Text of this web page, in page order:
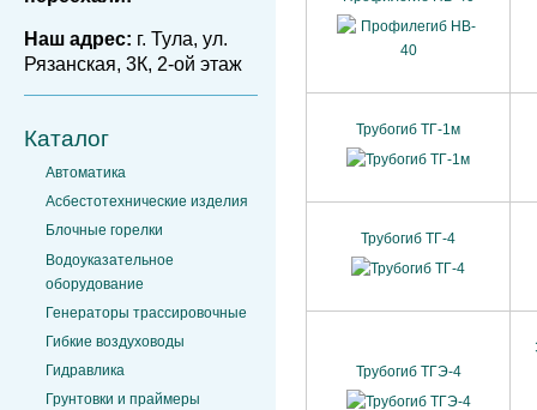
Наш адрес: г. Тула, ул.
Рязанская, 3К, 2-ой этаж
Каталог
Автоматика
Асбестотехнические изделия
Блочные горелки
Водоуказательное
оборудование
Генераторы трассировочные
Гибкие воздуховоды
Гидравлика
Грунтовки и праймеры
Трубогиб ТГ-1м
Трубогиб ТГ-4
Трубогиб ТГЭ-4